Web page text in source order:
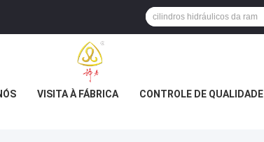
VISITA À FÁBRICA CONTROLE DE QUALIDADE